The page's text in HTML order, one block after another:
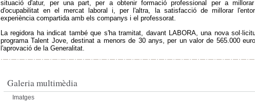
situació d'atur, per una part, per a obtenir formació professional per a
d'ocupabilitat en el mercat laboral i, per l'altra, la satisfacció de millorar
experiència compartida amb els companys i el professorat.
La regidora ha indicat també que s'ha tramitat, davant LABORA, una nova
programa Talent Jove, destinat a menors de 30 anys, per un valor de 565.000
l'aprovació de la Generalitat.
Galeria multimèdia
Imatges